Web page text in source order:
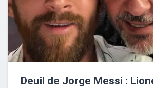
Deuil de Jorge Messi :